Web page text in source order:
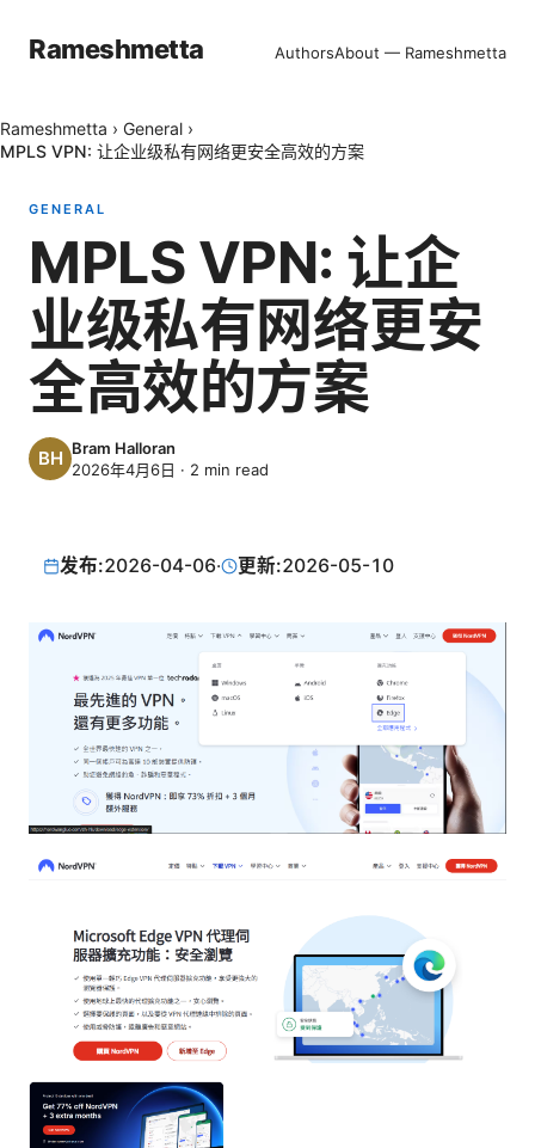
Rameshmetta AuthorsAbout — Rameshmetta
Rameshmetta › General ›
MPLS VPN: 让企业级私有网络更安全高效的方案
GENERAL
MPLS VPN: 让企
业级私有网络更安
全高效的方案
Bram Halloran
2026年4月6日 · 2 min read
发布:2026-04-06· 更新:2026-05-10